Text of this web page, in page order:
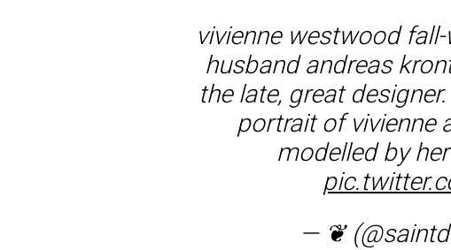
vivienne westwood
husband andreas
the late, great
portrait of vivienne
modelled by
— ❦